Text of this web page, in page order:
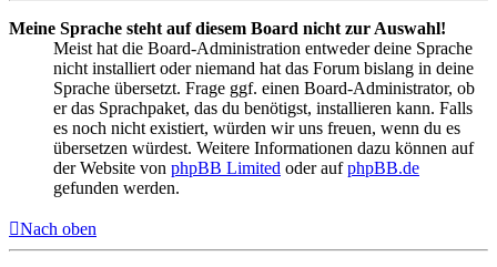
Meine Sprache steht auf diesem Board nicht zur Auswahl!
Meist hat die Board-Administration entweder deine Sprache
nicht installiert oder niemand hat das Forum bislang in deine
Sprache übersetzt. Frage ggf. einen Board-Administrator, ob
er das Sprachpaket, das du benötigst, installieren kann. Falls
es noch nicht existiert, würden wir uns freuen, wenn du es
übersetzen würdest. Weitere Informationen dazu können auf
der Website von phpBB Limited oder aufphpBB.de
gefunden werden.
Nach oben